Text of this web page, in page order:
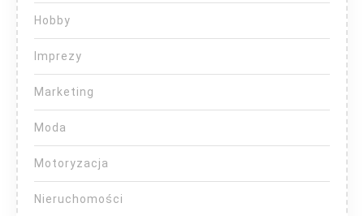
Hobby
Imprezy
Marketing
Moda
Motoryzacja
Nieruchomości